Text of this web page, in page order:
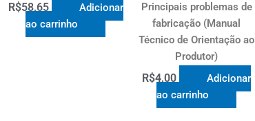
R$58,65
Adicionar
ao carrinho
Principais problemas de
fabricação (Manual
Técnico de Orientação ao
Produtor)
R$4,00
Adicionar
ao carrinho